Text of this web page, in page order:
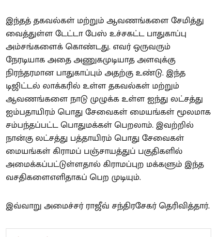
இந்தத் தகவல்கள் மற்றும் ஆவணங்களை சேமித்து
வைத்துள்ள டேட்டா பேஸ் உச்சகட்ட பாதுகாப்பு
அம்சங்களைக் கொண்டது. எவர் ஒருவரும்
நேரடியாக அதை அணுகமுடியாத அளவுக்கு
நிரந்தரமான பாதுகாப்பும் அதற்கு உண்டு. இந்த
டிஜிட்டல் லாக்கரில் உள்ள தகவல்கள் மற்றும்
ஆவணங்களை நாடு முழுக்க உள்ள ஐந்து லட்சத்து
ஐம்பதாயிரம் பொது சேவைகள் மையங்கள் மூலமாக
சம்பந்தப்பட்ட பொதுமக்கள் பெறலாம். இவற்றில்
நான்கு லட்சத்து பத்தாயிரம் பொது சேவைகள்
மையங்கள் கிராமப் பஞ்சாயத்துப் பகுதிகளில்
அமைக்கப்பட்டுள்ளதால் கிராமப்புற மக்களும் இந்த
வசதிகளைஎளிதாகப் பெற முடியும்.
இவ்வாறு அமைச்சர் ராஜீவ் சந்திரசேகர் தெரிவித்தார்.